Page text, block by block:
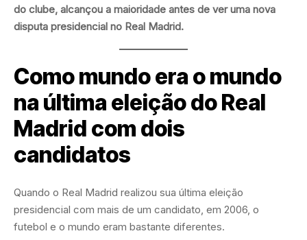
do clube, alcançou a maioridade antes de ver uma nova
disputa presidencial no Real Madrid.
Como mundo era o mundo
na última eleição do Real
Madrid com dois
candidatos
Quando o Real Madrid realizou sua última eleição
presidencial com mais de um candidato, em 2006, o
futebol e o mundo eram bastante diferentes.